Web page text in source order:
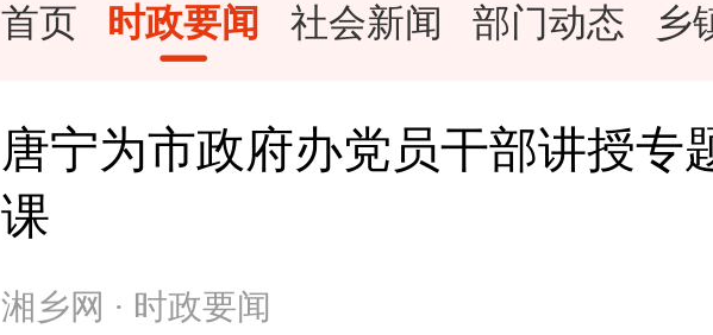
首页 时政要闻 社会新闻 部门动态 乡
唐宁为市政府办党员干部讲授专
课
湘乡网 · 时政要闻